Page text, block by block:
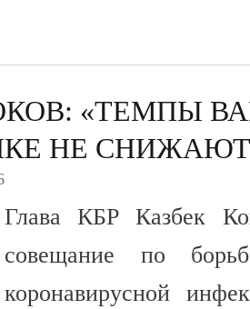
«ТЕМПЫ
НЕ
Глава КБР Казбек
совещание по
коронавирусной